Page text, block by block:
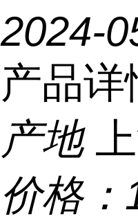
2024-
产品详
产地
价格：